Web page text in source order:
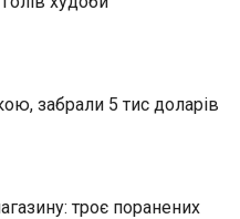
забрали 5 тис доларів
троє поранених